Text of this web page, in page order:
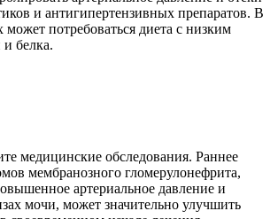
Ограничение потребления соли и
снизить нагрузку на почки и уменьшить
оптимальный план питания,
ваши индивидуальные потребности.
Если вы заметили изменения в
немедленно обратитесь к врачу.
осложнений и улучшить качество